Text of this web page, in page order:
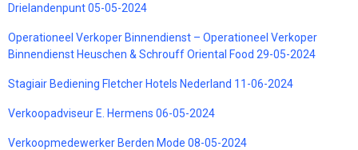
Drielandenpunt 05-05-2024
Operationeel Verkoper Binnendienst – Operationeel Verkoper
Binnendienst Heuschen & Schrouff Oriental Food 29-05-2024
Stagiair Bediening Fletcher Hotels Nederland 11-06-2024
Verkoopadviseur E. Hermens 06-05-2024
Verkoopmedewerker Berden Mode 08-05-2024